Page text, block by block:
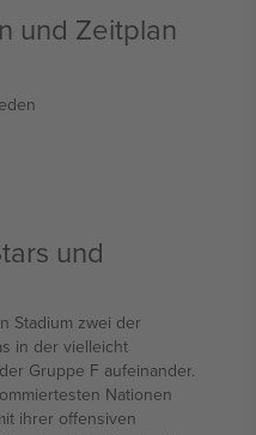
und Zeitplan
und
Stadium zwei der
in der vielleicht
Gruppe F aufeinander.
Nationen
ihrer offensiven